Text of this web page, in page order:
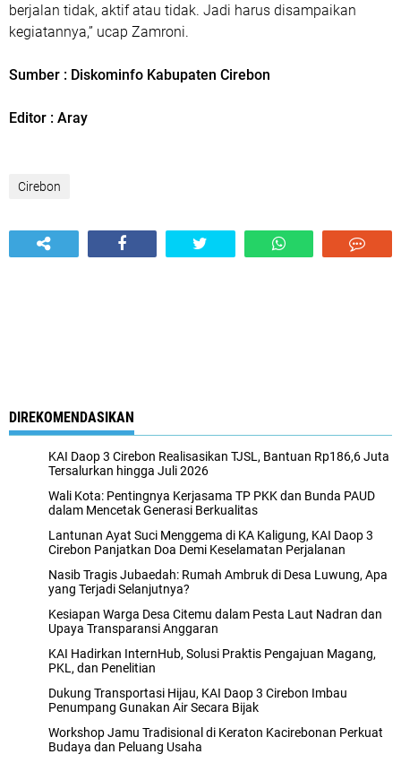
berjalan tidak, aktif atau tidak. Jadi harus disampaikan
kegiatannya,” ucap Zamroni.
Sumber : Diskominfo Kabupaten Cirebon
Editor : Aray
Cirebon
DIREKOMENDASIKAN
KAI Daop 3 Cirebon Realisasikan TJSL, Bantuan Rp186,6 Juta
Tersalurkan hingga Juli 2026
Wali Kota: Pentingnya Kerjasama TP PKK dan Bunda PAUD
dalam Mencetak Generasi Berkualitas
Lantunan Ayat Suci Menggema di KA Kaligung, KAI Daop 3
Cirebon Panjatkan Doa Demi Keselamatan Perjalanan
Nasib Tragis Jubaedah: Rumah Ambruk di Desa Luwung, Apa
yang Terjadi Selanjutnya?
Kesiapan Warga Desa Citemu dalam Pesta Laut Nadran dan
Upaya Transparansi Anggaran
KAI Hadirkan InternHub, Solusi Praktis Pengajuan Magang,
PKL, dan Penelitian
Dukung Transportasi Hijau, KAI Daop 3 Cirebon Imbau
Penumpang Gunakan Air Secara Bijak
Workshop Jamu Tradisional di Keraton Kacirebonan Perkuat
Budaya dan Peluang Usaha